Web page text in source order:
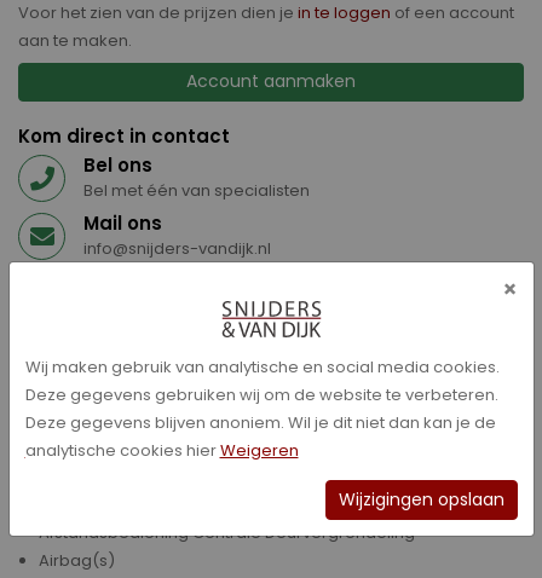
Voor het zien van de prijzen dien je in te loggen of een account
aan te maken.
Account aanmaken
Kom direct in contact
Bel ons
Bel met één van specialisten
Mail ons
info@snijders-vandijk.nl
Specificaties
Aansluiting USB
ABS
Achterbank neerklapbaar (gelijke delen)
Achterbank neerklapbaar (ongelijke delen)
Afstandsbediening Centrale Deurvergrendeling
Airbag(s)
×
Wij maken gebruik van analytische en social media cookies.
Deze gegevens gebruiken wij om de website te verbeteren.
Deze gegevens blijven anoniem. Wil je dit niet dan kan je de
analytische cookies hierWeigeren
Wijzigingen opslaan